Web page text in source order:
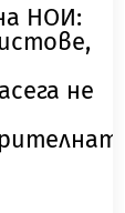
НОИ:
не